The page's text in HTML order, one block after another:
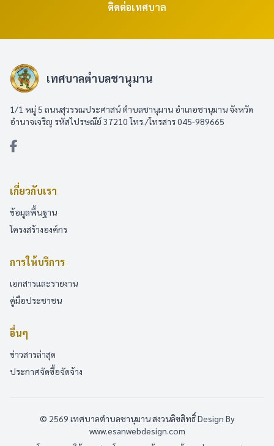
ติดต่อเทศบาล
เทศบาลตำบลชานุมาน
1/1 หมู่ 5 ถนนสุวรรณประศาสน์ ตำบลชานุมาน อำเภอชานุมาน จังหวัด
อำนาจเจริญ รหัสไปรษณีย์ 37210 โทร./โทรสาร 045-989665
เกี่ยวกับเรา
ข้อมูลพื้นฐาน
โครงสร้างองค์กร
การให้บริการ
เอกสารและรายงาน
คู่มือประชาชน
อื่นๆ
ข่าวสารล่าสุด
ประกาศจัดซื้อจัดจ้าง
© 2569 เทศบาลตำบลชานุมาน สงวนลิขสิทธิ์Design By
www.esanwebdesign.com